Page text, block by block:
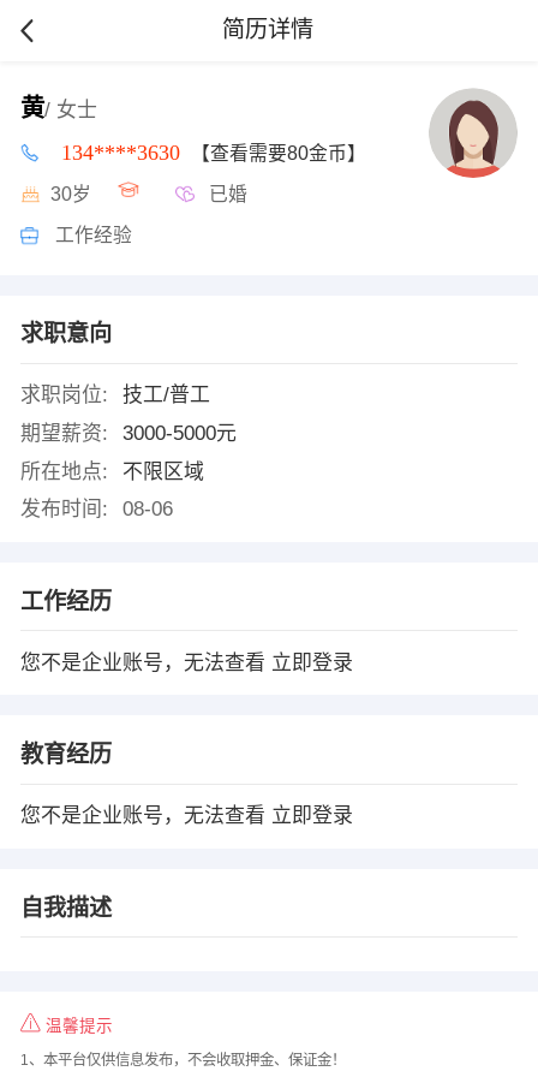
简历详情
黄/ 女士
134****3630 【查看需要80金币】
30岁 已婚
工作经验
求职意向
求职岗位:
技工/普工
期望薪资:
3000-5000元
所在地点:
不限区域
发布时间:
08-06
工作经历
您不是企业账号，无法查看 立即登录
教育经历
您不是企业账号，无法查看 立即登录
自我描述
温馨提示
1、本平台仅供信息发布，不会收取押金、保证金！